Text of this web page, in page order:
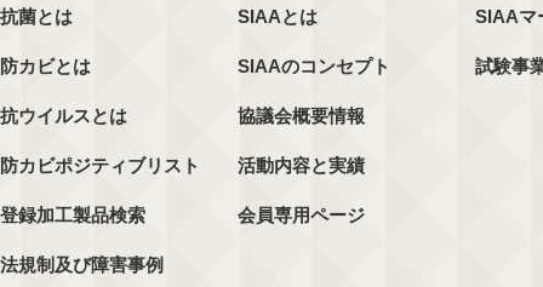
抗菌とは
防カビとは
抗ウイルスとは
防カビポジティブリスト
登録加工製品検索
法規制及び障害事例
SIAAとは
SIAAのコンセプト
協議会概要情報
活動内容と実績
会員専用ページ
SIAAマ
試験事